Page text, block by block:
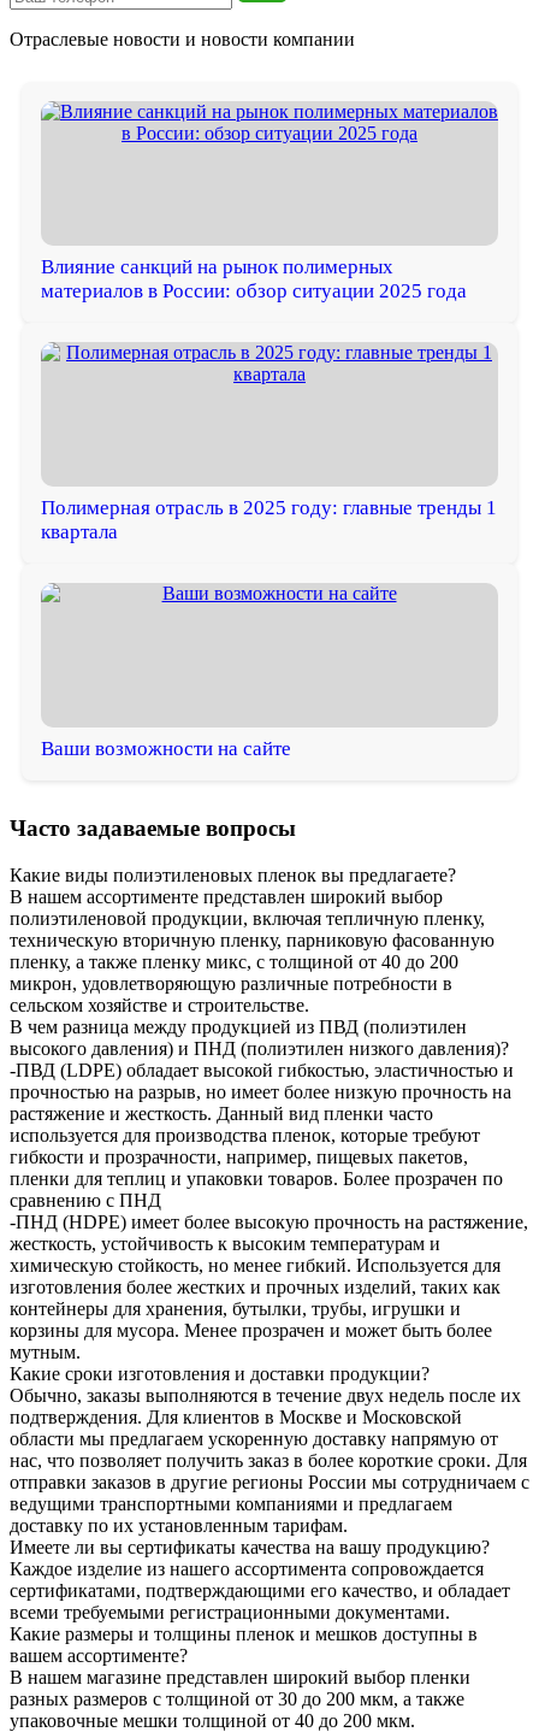
Отраслевые новости и новости компании
Влияние санкций на рынок полимерных
материалов в России: обзор ситуации 2025 года
Полимерная отрасль в 2025 году: главные тренды 1
квартала
Ваши возможности на сайте
Часто задаваемые вопросы
Какие виды полиэтиленовых пленок вы предлагаете?
В нашем ассортименте представлен широкий выбор
полиэтиленовой продукции, включая тепличную пленку,
техническую вторичную пленку, парниковую фасованную
пленку, а также пленку микс, с толщиной от 40 до 200
микрон, удовлетворяющую различные потребности в
сельском хозяйстве и строительстве.
В чем разница между продукцией из ПВД (полиэтилен
высокого давления) и ПНД (полиэтилен низкого давления)?
-ПВД (LDPE) обладает высокой гибкостью, эластичностью и
прочностью на разрыв, но имеет более низкую прочность на
растяжение и жесткость. Данный вид пленки часто
используется для производства пленок, которые требуют
гибкости и прозрачности, например, пищевых пакетов,
пленки для теплиц и упаковки товаров. Более прозрачен по
сравнению с ПНД
-ПНД (HDPE) имеет более высокую прочность на растяжение,
жесткость, устойчивость к высоким температурам и
химическую стойкость, но менее гибкий. Используется для
изготовления более жестких и прочных изделий, таких как
контейнеры для хранения, бутылки, трубы, игрушки и
корзины для мусора. Менее прозрачен и может быть более
мутным.
Какие сроки изготовления и доставки продукции?
Обычно, заказы выполняются в течение двух недель после их
подтверждения. Для клиентов в Москве и Московской
области мы предлагаем ускоренную доставку напрямую от
нас, что позволяет получить заказ в более короткие сроки. Для
отправки заказов в другие регионы России мы сотрудничаем с
ведущими транспортными компаниями и предлагаем
доставку по их установленным тарифам.
Имеете ли вы сертификаты качества на вашу продукцию?
Каждое изделие из нашего ассортимента сопровождается
сертификатами, подтверждающими его качество, и обладает
всеми требуемыми регистрационными документами.
Какие размеры и толщины пленок и мешков доступны в
вашем ассортименте?
В нашем магазине представлен широкий выбор пленки
разных размеров с толщиной от 30 до 200 мкм, а также
упаковочные мешки толщиной от 40 до 200 мкм.